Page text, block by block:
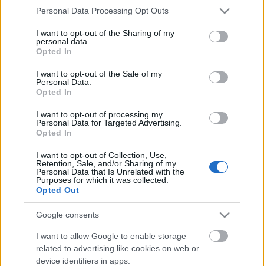
Please note that this website/app uses one or more Google
not limited to your visit or usage behaviour. You may click to
grant or deny consent to Google and its third-party tags to
use your data for below specified purposes in below Google
consent section.
Personal Data Processing Opt Outs
I want to opt-out of the Sharing of my
personal data.
Opted In
I want to opt-out of the Sale of my
Personal Data.
Opted In
I want to opt-out of processing my
Personal Data for Targeted Advertising.
Opted In
I want to opt-out of Collection, Use,
Retention, Sale, and/or Sharing of my
Personal Data that Is Unrelated with the
Purposes for which it was collected.
Opted Out
Google consents
I want to allow Google to enable storage
related to advertising like cookies on web or
device identifiers in apps.
ευρώ βάζει στην
σχεδιασμού η
ηλεκτρική μοτοσικλέτα
πλέον στην παραγωγή
Η πρώτη νόμιμη
ιπτάμενη μοτοσικλέτα
θα είναι σύντομα
πραγματικότητα
Χαρές για τους
Transformers - O